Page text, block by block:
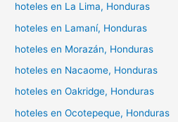
hoteles en La Lima, Honduras
hoteles en Lamaní, Honduras
hoteles en Morazán, Honduras
hoteles en Nacaome, Honduras
hoteles en Oakridge, Honduras
hoteles en Ocotepeque, Honduras